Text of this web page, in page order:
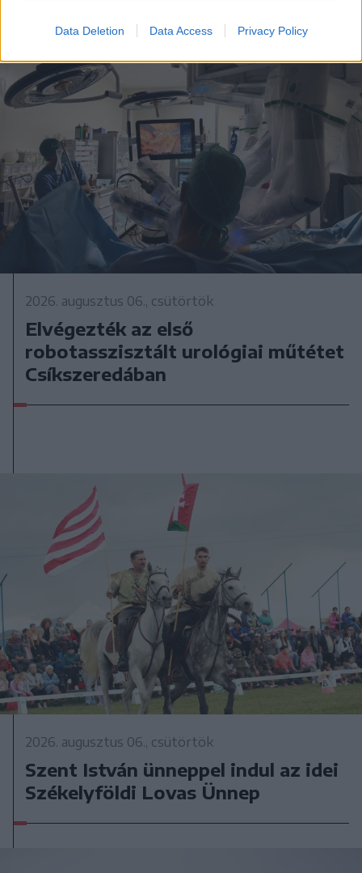
Data Deletion Data Access Privacy Policy
2026. augusztus 06., csütörtök
Elvégezték az első
robotasszisztált urológiai műtétet
Csíkszeredában
2026. augusztus 06., csütörtök
Szent István ünneppel indul az idei
Székelyföldi Lovas Ünnep